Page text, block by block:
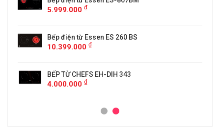
5.999.000 ₫
Bếp điện từ Essen ES 260 BS
10.399.000 ₫
BẾP TỪ CHEFS EH-DIH 343
4.000.000 ₫